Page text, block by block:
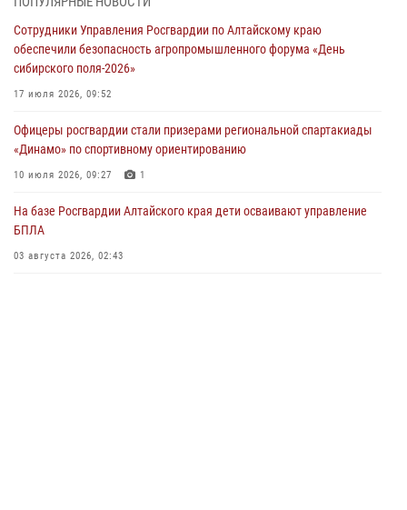
акции «Коробка храбрости»
Сотрудники Росгвардии провели встречу с юными пограничниками
03 июля 2026, 04:03
Управление Росгвардии по Алтайскому краю провело для детей
02 июля 2026, 00:55
В краевом управлении вневедомственной охраны Росгвардии по
Сотрудники Управления Росгвардии по Алтайскому краю
обеспечили безопасность агропромышленного форума «День
сибирского поля-2026»
17 июля 2026, 09:52
Офицеры росгвардии стали призерами региональной спартакиады
«Динамо» по спортивному ориентированию
10 июля 2026, 09:27 1
На базе Росгвардии Алтайского края дети осваивают управление
БПЛА
03 августа 2026, 02:43